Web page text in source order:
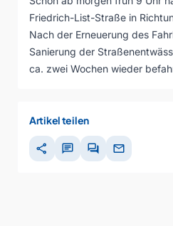
Friedrich-List-Straße in
Nach der Erneuerung des
Sanierung der
ca. zwei Wochen wieder
Artikel teilen
share chat forum mail